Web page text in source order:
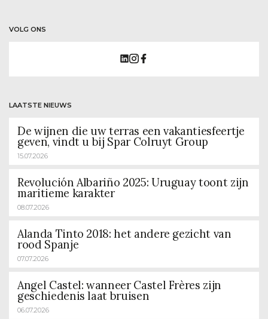
VOLG ONS
LAATSTE NIEUWS
De wijnen die uw terras een vakantiesfeertje
geven, vindt u bij Spar Colruyt Group
15.07.2026
Revolución Albariño 2025: Uruguay toont zijn
maritieme karakter
08.07.2026
Alanda Tinto 2018: het andere gezicht van
rood Spanje
07.07.2026
Angel Castel: wanneer Castel Frères zijn
geschiedenis laat bruisen
06.07.2026